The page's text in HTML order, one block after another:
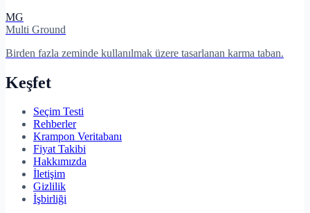
MG
Multi Ground
Birden fazla zeminde kullanılmak üzere tasarlanan karma taban.
Keşfet
Seçim Testi
Rehberler
Krampon Veritabanı
Fiyat Takibi
Hakkımızda
İletişim
Gizlilik
İşbirliği